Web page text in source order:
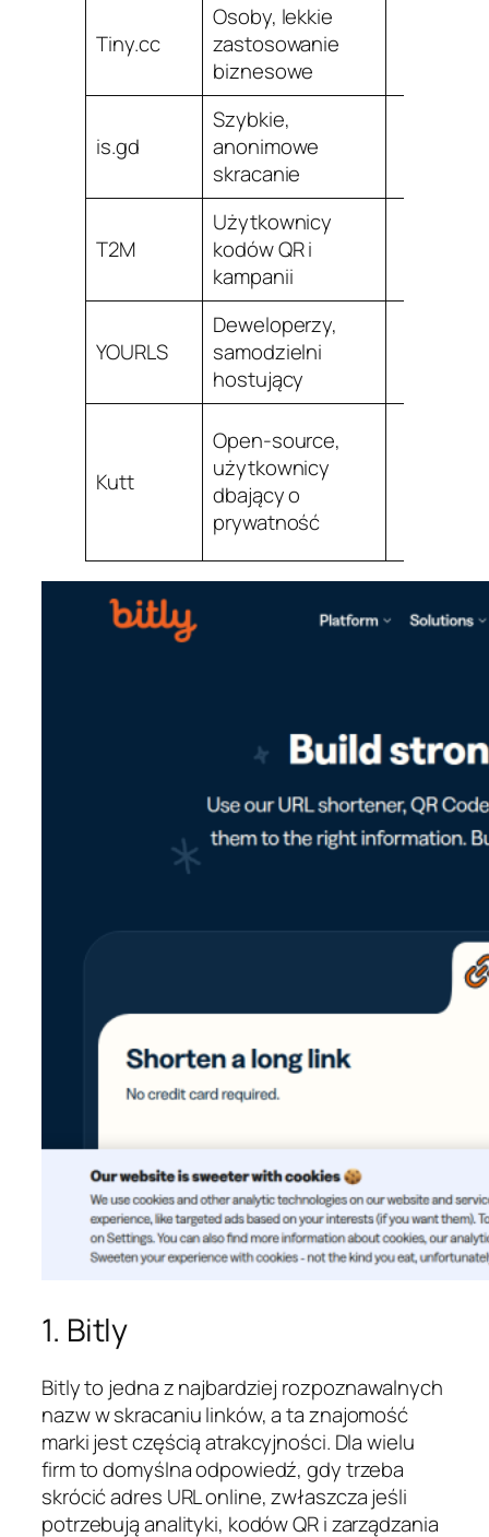
Tiny.cc
Osoby, lekkie
zastosowanie
biznesowe
is.gd
Szybkie,
anonimowe
skracanie
T2M
Użytkownicy
kodów QR i
kampanii
YOURLS
Deweloperzy,
samodzielni
hostujący
Kutt
Open-source,
użytkownicy
dbający o
prywatność
1. Bitly
Bitly to jedna z najbardziej rozpoznawalnych
nazw w skracaniu linków, a ta znajomość
marki jest częścią atrakcyjności. Dla wielu
firm to domyślna odpowiedź, gdy trzeba
skrócić adres URL online, zwłaszcza jeśli
potrzebują analityki, kodów QR i zarządzania